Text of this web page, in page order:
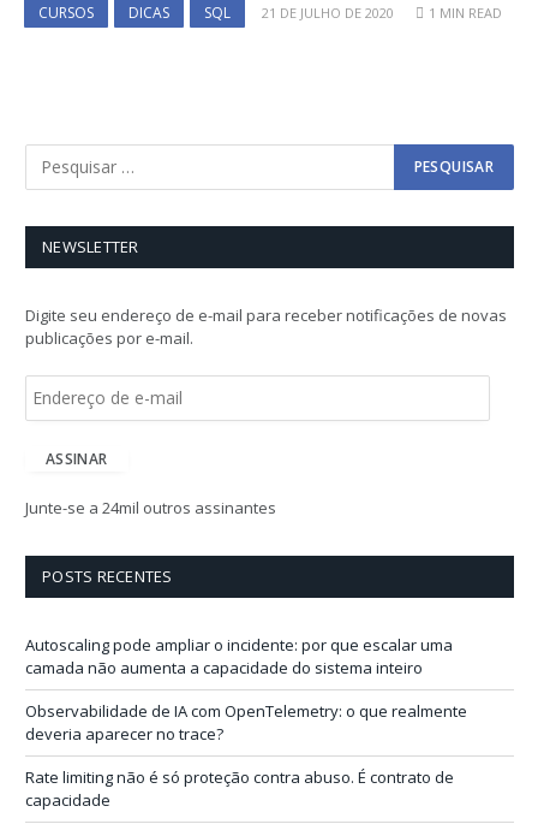
CURSOS DICAS SQL 21 DE JULHO DE 2020 1 MIN READ
NEWSLETTER
Digite seu endereço de e-mail para receber notificações de novas
publicações por e-mail.
e
ç
i
ASSINAR
Junte-se a 24mil outros assinantes
POSTS RECENTES
Autoscaling pode ampliar o incidente: por que escalar uma
camada não aumenta a capacidade do sistema inteiro
Observabilidade de IA com OpenTelemetry: o que realmente
deveria aparecer no trace?
Rate limiting não é só proteção contra abuso. É contrato de
capacidade